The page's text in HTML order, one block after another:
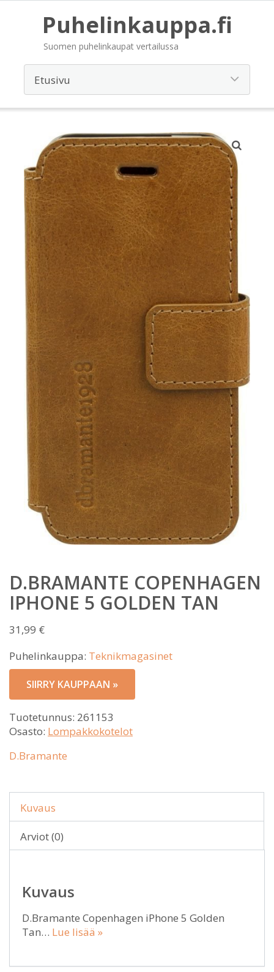
Puhelinkauppa.fi
Suomen puhelinkaupat vertailussa
D.BRAMANTE COPENHAGEN
IPHONE 5 GOLDEN TAN
31,99 €
Puhelinkauppa: Teknikmagasinet
SIIRRY KAUPPAAN »
Tuotetunnus: 261153
Osasto: Lompakkokotelot
D.Bramante
Kuvaus
Arviot (0)
Kuvaus
D.Bramante Copenhagen iPhone 5 Golden
Tan… Lue lisää »